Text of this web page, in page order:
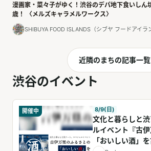
漫画家・菜々子がゆく！渋谷のデパ地下食いしん
歳！ 〈メルズキャラメルワークス〉
SHIBUYA FOOD ISLANDS（シブヤ フードアイラ
近隣のまちの記事一覧
渋谷のイベント
開催中 8/9(日)
文化と暮らしと
ルイベント『古
「おいしい酒」